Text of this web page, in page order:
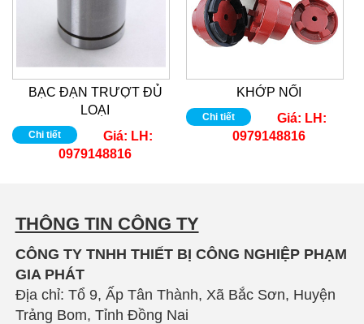
BẠC ĐẠN TRƯỢT ĐỦ
LOẠI
Chi tiết Giá: LH:
0979148816
KHỚP NỐI
Chi tiết Giá: LH:
0979148816
THÔNG TIN CÔNG TY
CÔNG TY TNHH THIẾT BỊ CÔNG NGHIỆP PHẠM
GIA PHÁT
Địa chỉ: Tổ 9, Ấp Tân Thành, Xã Bắc Sơn, Huyện
Trảng Bom, Tỉnh Đồng Nai